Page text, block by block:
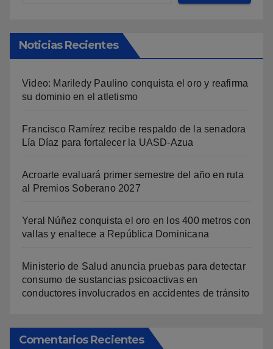
Noticias Recientes
Video: Mariledy Paulino conquista el oro y reafirma
su dominio en el atletismo
Francisco Ramírez recibe respaldo de la senadora
Lía Díaz para fortalecer la UASD-Azua
Acroarte evaluará primer semestre del año en ruta
al Premios Soberano 2027
Yeral Núñez conquista el oro en los 400 metros con
vallas y enaltece a República Dominicana
Ministerio de Salud anuncia pruebas para detectar
consumo de sustancias psicoactivas en
conductores involucrados en accidentes de tránsito
Comentarios Recientes